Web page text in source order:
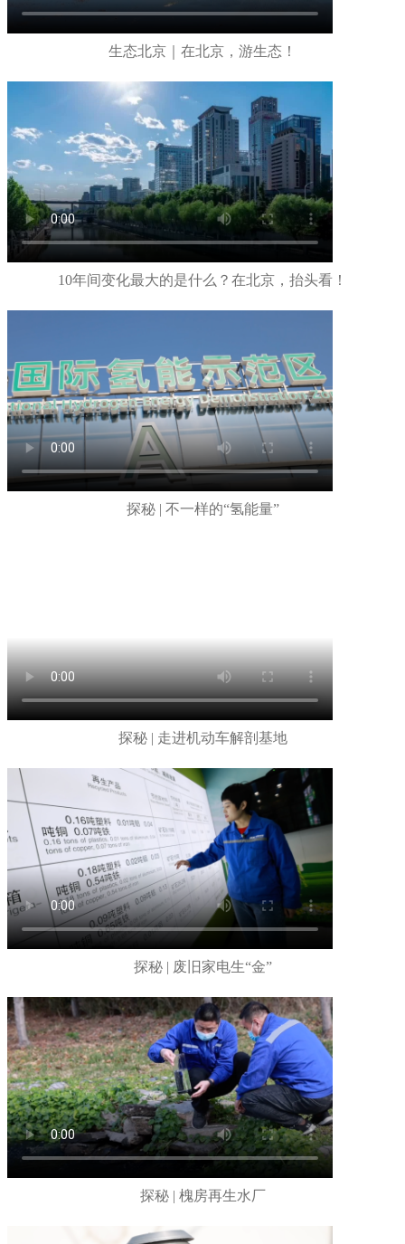
生态北京｜在北京，游生态！
10年间变化最大的是什么？在北京，抬头看！
探秘 | 不一样的“氢能量”
探秘 | 走进机动车解剖基地
探秘 | 废旧家电生“金”
探秘 | 槐房再生水厂